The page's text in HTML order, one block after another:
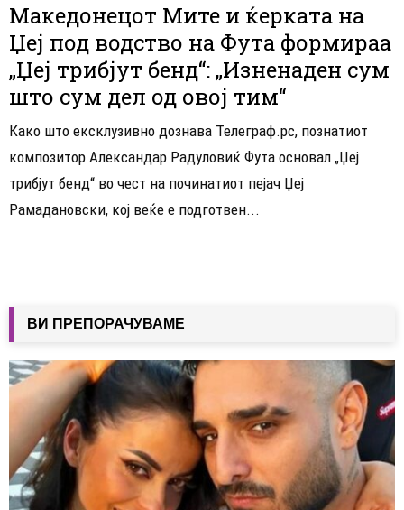
Македонецот Мите и ќерката на
Џеј под водство на Фута формираа
„Џеј трибјут бенд“: „Изненаден сум
што сум дел од овој тим“
Како што ексклузивно дознава Телеграф.рс, познатиот
композитор Александар Радуловиќ Фута основал „Џеј
трибјут бенд“ во чест на починатиот пејач Џеј
Рамадановски, кој веќе е подготвен...
ВИ ПРЕПОРАЧУВАМЕ